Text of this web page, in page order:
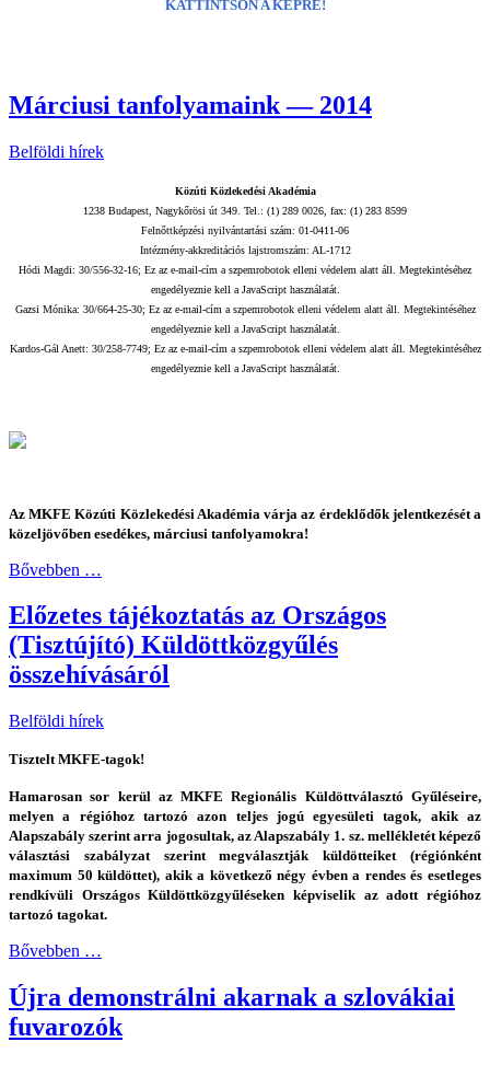
KATTINTSON A KÉPRE!
Márciusi tanfolyamaink — 2014
Belföldi hírek
Közúti Közlekedési Akadémia
1238 Budapest, Nagykőrösi út 349. Tel.: (1) 289 0026, fax: (1) 283 8599
Felnőttképzési nyilvántartási szám: 01-0411-06
Intézmény-akkreditációs lajstromszám: AL-1712
Hódi Magdi: 30/556-32-16; Ez az e-mail-cím a szpemrobotok elleni védelem alatt áll. Megtekintéséhez
engedélyeznie kell a JavaScript használatát.
Gazsi Mónika: 30/664-25-30; Ez az e-mail-cím a szpemrobotok elleni védelem alatt áll. Megtekintéséhez
engedélyeznie kell a JavaScript használatát.
Kardos-Gál Anett: 30/258-7749; Ez az e-mail-cím a szpemrobotok elleni védelem alatt áll. Megtekintéséhez
engedélyeznie kell a JavaScript használatát.
Az MKFE Közúti Közlekedési Akadémia várja az érdeklődők jelentkezését a
közeljövőben esedékes, márciusi tanfolyamokra!
Bővebben …
Előzetes tájékoztatás az Országos
(Tisztújító) Küldöttközgyűlés
összehívásáról
Belföldi hírek
Tisztelt MKFE-tagok!
Hamarosan sor kerül az MKFE Regionális Küldöttválasztó Gyűléseire,
melyen a régióhoz tartozó azon teljes jogú egyesületi tagok, akik az
Alapszabály szerint arra jogosultak, az Alapszabály 1. sz. mellékletét képező
választási szabályzat szerint megválasztják küldötteiket (régiónként
maximum 50 küldöttet), akik a következő négy évben a rendes és esetleges
rendkívüli Országos Küldöttközgyűléseken képviselik az adott régióhoz
tartozó tagokat.
Bővebben …
Újra demonstrálni akarnak a szlovákiai
fuvarozók